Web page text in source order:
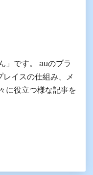
」です。 auのプラ
イスの仕組み、メ
に役立つ様な記事を